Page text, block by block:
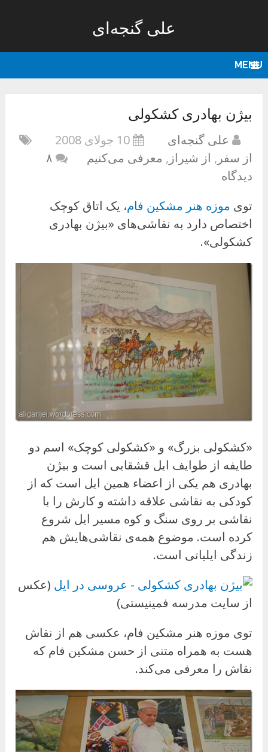
علی گنجه‌ای
MENU
بیژن بهادری کشکولی
علی گنجه‌ای
10 جولای 2008
از سفر , از شیراز , معرفی می‌کنیم
۸
دیدگاه
توی موزه‌ هنر مشکین فام، یک اتاق کوچک
اختصاص دارد به نقاشی‌های «بیژن بهادری
کشکولی».
«کشکولی بزرگ» و «کشکولی کوچک» اسم دو
طایفه از طوایف ایل قشقایی است و بیژن
بهادری هم یکی از اعضاء همین ایل است که از
کودکی به نقاشی علاقه داشته و کارش را با
نقاشی بر روی سنگ و کوه مسیر ایل شروع
کرده است. موضوع همه‌ی نقاشی‌هایش هم
زندگی ایلیاتی است.
(عکس
از سایت مدرسه فمینیستی)
توی موزه هنر مشکین فام، عکسی هم از نقاش
هست به همراه متنی از حسن مشکین فام که
نقاش را معرفی می‌کند.